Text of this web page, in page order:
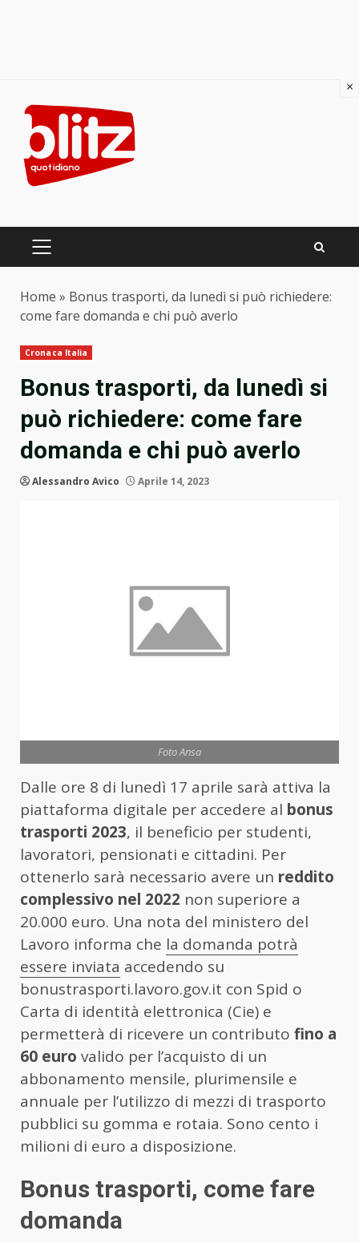
content
PRIMARY
Home » Bonus trasporti, da lunedì si può richiedere:
come fare domanda e chi può averlo
Cronaca Italia
Bonus trasporti, da lunedì si
può richiedere: come fare
domanda e chi può averlo
Alessandro Avico Aprile 14, 2023
Foto Ansa
Dalle ore 8 di lunedì 17 aprile sarà attiva la
piattaforma digitale per accedere al bonus
trasporti 2023, il beneficio per studenti,
lavoratori, pensionati e cittadini. Per
ottenerlo sarà necessario avere un reddito
complessivo nel 2022 non superiore a
20.000 euro. Una nota del ministero del
Lavoro informa che la domanda potrà
essere inviata accedendo su
bonustrasporti.lavoro.gov.it con Spid o
Carta di identità elettronica (Cie) e
permetterà di ricevere un contributo fino a
60 euro valido per l’acquisto di un
abbonamento mensile, plurimensile e
annuale per l’utilizzo di mezzi di trasporto
pubblici su gomma e rotaia. Sono cento i
milioni di euro a disposizione.
Bonus trasporti, come fare
domanda
×